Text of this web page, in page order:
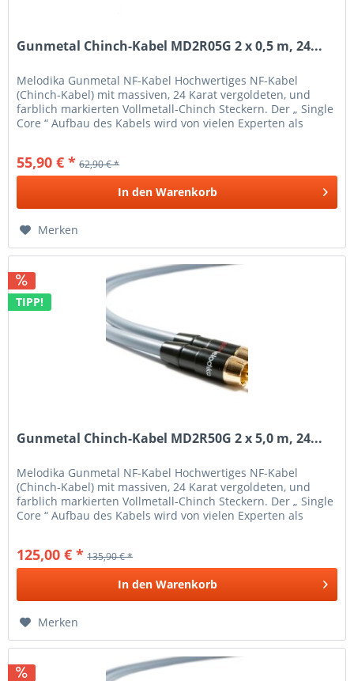
Gunmetal Chinch-Kabel MD2R05G 2 x 0,5 m, 24...
Melodika Gunmetal NF-Kabel Hochwertiges NF-Kabel
(Chinch-Kabel) mit massiven, 24 Karat vergoldeten, und
farblich markierten Vollmetall-Chinch Steckern. Der „ Single
Core “ Aufbau des Kabels wird von vielen Experten als
55,90 € * 62,90 € *
In den Warenkorb
Merken
TIPP!
Gunmetal Chinch-Kabel MD2R50G 2 x 5,0 m, 24...
Melodika Gunmetal NF-Kabel Hochwertiges NF-Kabel
(Chinch-Kabel) mit massiven, 24 Karat vergoldeten, und
farblich markierten Vollmetall-Chinch Steckern. Der „ Single
Core “ Aufbau des Kabels wird von vielen Experten als
125,00 € * 135,90 € *
In den Warenkorb
Merken